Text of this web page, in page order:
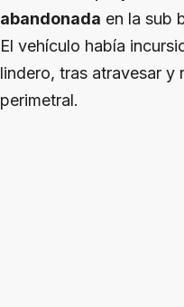
abandonada en la sub
El vehículo había
lindero, tras atravesar y
perimetral.